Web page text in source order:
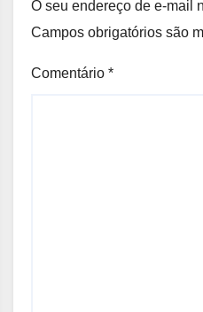
O seu endereço de e-mail
Campos obrigatórios são
Comentário *